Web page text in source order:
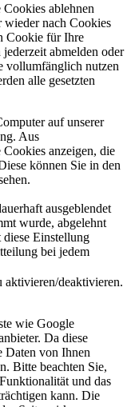
ablehnen
wieder nach Cookies
Cookie für Ihre
abmelden oder
vollumfänglich nutzen
alle gesetzten
auf unserer
Aus
anzeigen, die
können Sie in den
ausgeblendet
wurde, abgelehnt
Einstellung
bei jedem
deaktivieren.
wie Google
Da diese
Daten von Ihnen
Bitte beachten Sie,
und das
kann. Die